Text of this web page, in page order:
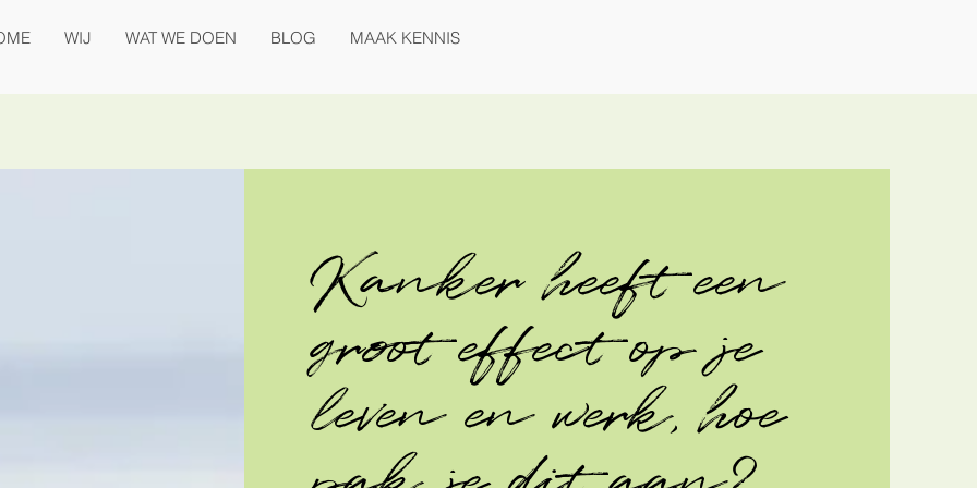
WIJ WAT WE DOEN BLOG MAAK KENNIS
Kanker heeft een
groot effect op je
leven en werk, hoe